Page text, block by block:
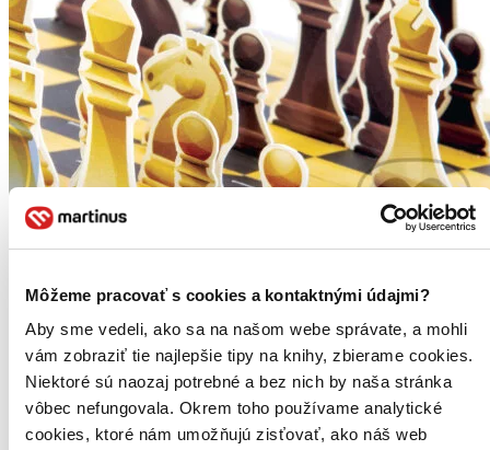
Môžeme pracovať s cookies a kontaktnými údajmi?
Aby sme vedeli, ako sa na našom webe správate, a mohli
vám zobraziť tie najlepšie tipy na knihy, zbierame cookies.
Niektoré sú naozaj potrebné a bez nich by naša stránka
vôbec nefungovala. Okrem toho používame analytické
cookies, ktoré nám umožňujú zisťovať, ako náš web
Šach na cesty
Autorský kolektív
Šach je najobľúbenejšia hra na svete, ktorá prináša radosť vyše 600
miliónom ľudí. Zároveň zvyšuje IQ, zlepšuje kritické myslenie,
podporuje tvorivosť a je zábavný! Zahrajte si kdekoľvek – uložte si
rozohranú partiu, figúrky ostanú...